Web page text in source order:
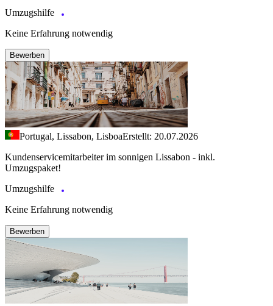
Umzugshilfe
Keine Erfahrung notwendig
Bewerben
Portugal, Lissabon, LisboaErstellt: 20.07.2026
Kundenservicemitarbeiter im sonnigen Lissabon - inkl.
Umzugspaket!
Umzugshilfe
Keine Erfahrung notwendig
Bewerben